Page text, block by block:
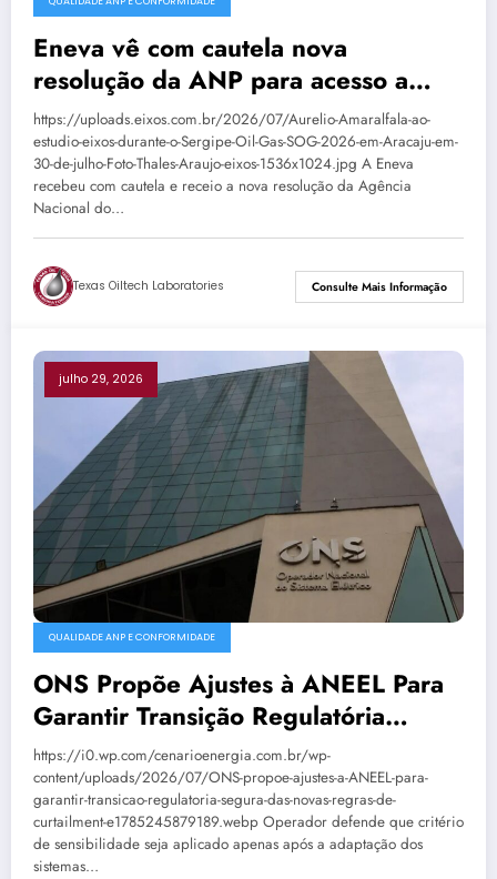
Eneva vê com cautela nova
resolução da ANP para acesso a
terminais de GNL
https://uploads.eixos.com.br/2026/07/Aurelio-Amaralfala-ao-
estudio-eixos-durante-o-Sergipe-Oil-Gas-SOG-2026-em-Aracaju-em-
30-de-julho-Foto-Thales-Araujo-eixos-1536x1024.jpg A Eneva
recebeu com cautela e receio a nova resolução da Agência
Nacional do…
Texas Oiltech Laboratories Consulte Mais Informação
julho 29, 2026
QUALIDADE ANP E CONFORMIDADE
ONS Propõe Ajustes à ANEEL Para
Garantir Transição Regulatória
Segura Das Novas Regras De
Curtailment
https://i0.wp.com/cenarioenergia.com.br/wp-
content/uploads/2026/07/ONS-propoe-ajustes-a-ANEEL-para-
garantir-transicao-regulatoria-segura-das-novas-regras-de-
curtailment-e1785245879189.webp Operador defende que critério
de sensibilidade seja aplicado apenas após a adaptação dos
sistemas…